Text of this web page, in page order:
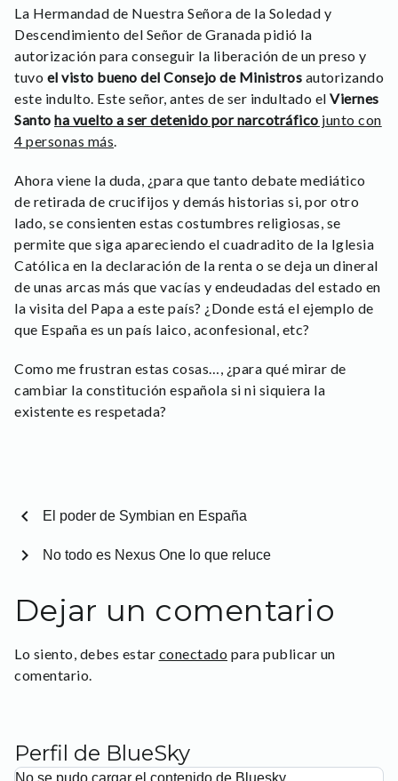
La Hermandad de Nuestra Señora de la Soledad y
Descendimiento del Señor de Granada pidió la
autorización para conseguir la liberación de un preso y
tuvo el visto bueno del Consejo de Ministros autorizando
este indulto. Este señor, antes de ser indultado el Viernes
Santo ha vuelto a ser detenido por narcotráfico junto con
4 personas más.
Ahora viene la duda, ¿para que tanto debate mediático
de retirada de crucifijos y demás historias si, por otro
lado, se consienten estas costumbres religiosas, se
permite que siga apareciendo el cuadradito de la Iglesia
Católica en la declaración de la renta o se deja un dineral
de unas arcas más que vacías y endeudadas del estado en
la visita del Papa a este país? ¿Donde está el ejemplo de
que España es un país laico, aconfesional, etc?
Como me frustran estas cosas…, ¿para qué mirar de
cambiar la constitución española si ni siquiera la
existente es respetada?
chevron_left El poder de Symbian en España
No todo es Nexus One lo que reluce
chevron_right
Dejar un comentario
Lo siento, debes estar conectado para publicar un
comentario.
Perfil de BlueSky